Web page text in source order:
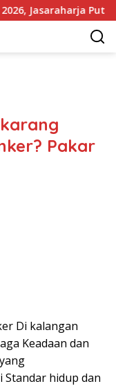
Jasaraharja Putera
Pakar
Di kalangan
Keadaan dan
hidup dan